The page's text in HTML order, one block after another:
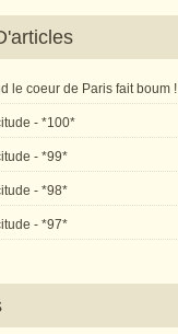
le coeur de Paris fait boum !
- *100*
- *99*
- *98*
- *97*